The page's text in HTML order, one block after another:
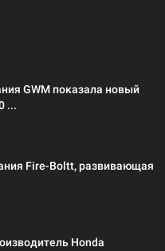
GWM показала новый
...
Fire-Boltt, развивающая
Honda